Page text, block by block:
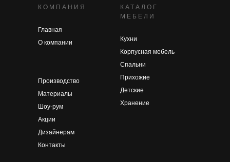
КАТАЛОГ
МЕБЕЛИ
Кухни
Детские
Спальни
Корпусная мебель
Хранение
Прихожие
КОМПАНИЯ
Главная
Шоу-рум
О компании
Производство
Контакты
Акции
Дизайнерам
Материалы